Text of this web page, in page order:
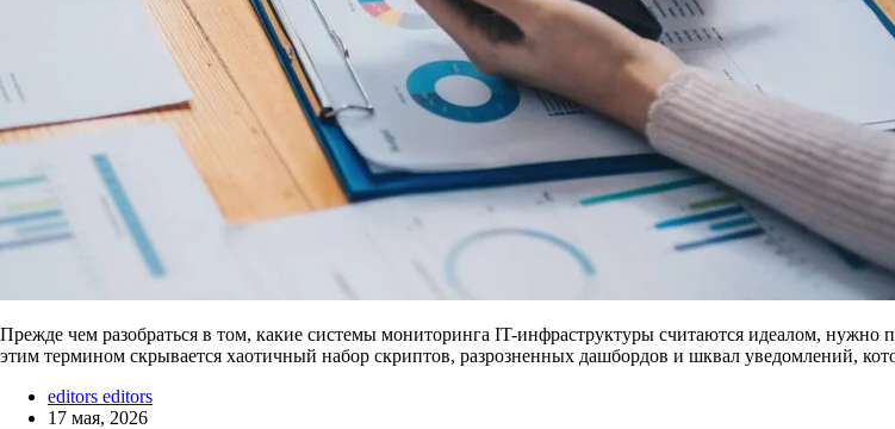
Прежде чем разобраться в том, какие системы мониторинга IT-инфраструктуры считаются идеалом,
этим термином скрывается хаотичный набор скриптов, разрозненных дашбордов и шквал уведомлений,
editors editors
17 мая, 2026